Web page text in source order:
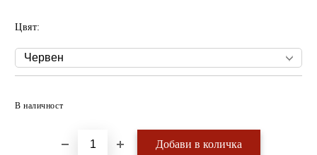
Цвят:
В наличност